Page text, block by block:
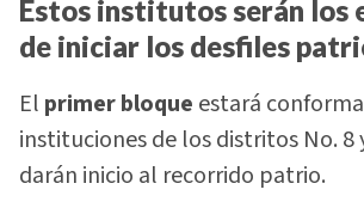
Estos institutos serán los
de iniciar los desfiles
El primer bloque estará
instituciones de los distritos No. 8
darán inicio al recorrido patrio.